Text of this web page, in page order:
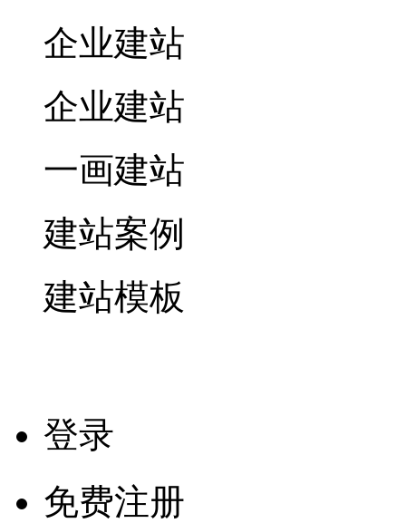
企业建站
企业建站
一画建站
建站案例
建站模板
登录
免费注册